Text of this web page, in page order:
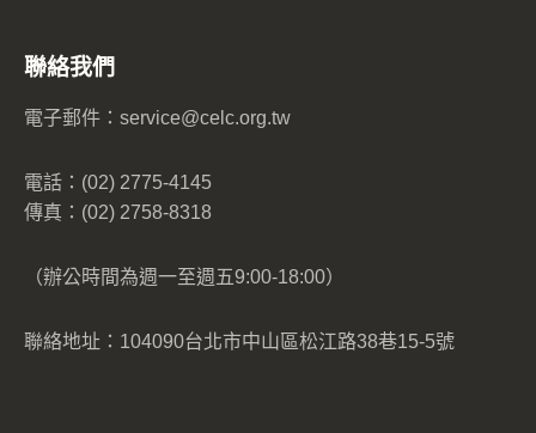
聯絡我們
電子郵件： service@celc.org.tw
電話：(02) 2775-4145
傳真：(02) 2758-8318
（辦公時間為週一至週五9:00-18:00）
聯絡地址：104090台北市中山區松江路38巷15-5號